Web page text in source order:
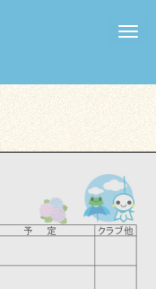
N
g
クラブ他
予 定